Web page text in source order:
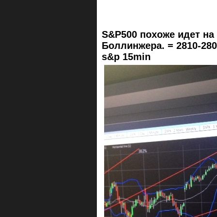
S&P500 похоже идет
Боллинжера. = 2810-
s&p 15min